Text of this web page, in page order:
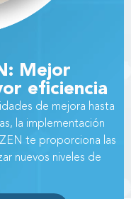
Mejor
eficiencia
de mejora hasta
la implementación
te proporciona las
nuevos niveles de